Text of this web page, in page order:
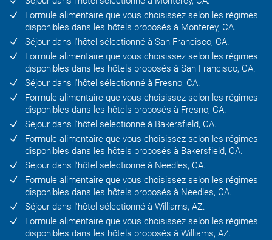
Formule alimentaire que vous choisissez selon les régimes
disponibles dans les hôtels proposés à Monterey, CA.
Séjour dans l'hôtel sélectionné à San Francisco, CA.
Formule alimentaire que vous choisissez selon les régimes
disponibles dans les hôtels proposés à San Francisco, CA.
Séjour dans l'hôtel sélectionné à Fresno, CA.
Formule alimentaire que vous choisissez selon les régimes
disponibles dans les hôtels proposés à Fresno, CA.
Séjour dans l'hôtel sélectionné à Bakersfield, CA.
Formule alimentaire que vous choisissez selon les régimes
disponibles dans les hôtels proposés à Bakersfield, CA.
Séjour dans l'hôtel sélectionné à Needles, CA.
Formule alimentaire que vous choisissez selon les régimes
disponibles dans les hôtels proposés à Needles, CA.
Séjour dans l'hôtel sélectionné à Williams, AZ.
Formule alimentaire que vous choisissez selon les régimes
disponibles dans les hôtels proposés à Williams, AZ.